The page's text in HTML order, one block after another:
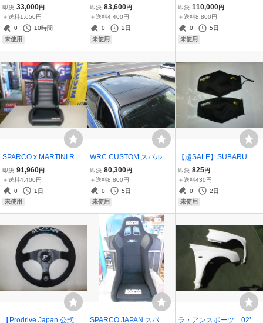
ドライブ フロアマット ス
バル インプレッサ GC8
後期型用 前後5枚組 黒／
黒ステッチ(通常色)
即決 33,000円
＋送料1,650円
0
10時間
未使用
コ REV-J SKY 赤 バケッ
トシート 1脚 合皮レザー
シート 国内正規品＆メー
カー直送
即決 83,600円
＋送料4,400円
0
2日
未使用
コ R100J リクライングバ
ケットシート 2脚セット
黒/グレー お取り寄せ品
【国内正規品＆メーカー
即決 110,000円
＋送料8,800円
0
5日
未使用
SPARCO x MARTINI RAC
ING スパルコ R100 SKY
リクライングバケットシ
ート 1脚 黒／合皮 マルテ
ィニレーシング 国内正規
即決 91,960円
＋送料4,400円
0
1日
未使用
WRC CUSTOM スバルイ
ンプレッサ GDA/B型用 カ
ーボンルーフシェル 純正
ベンチ用 穴なし 受注生産
品
即決 80,300円
＋送料8,800円
0
5日
未使用
【超SALE】SUBARU MO
TORSPORTS USA FACE
MASK HOONIGANブラッ
ク フリーサイズ（大人
用）2枚1組 レターパック
即決 825円
＋送料430円
0
2日
未使用
【Prodrive Japan 公式プ SPARCO JAPAN スパル ラ・アンスポーツ 02’タ